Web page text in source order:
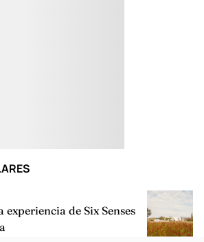
experiencia de Six Senses